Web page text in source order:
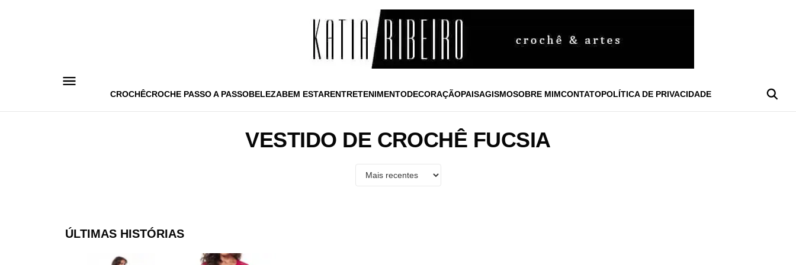
CROCHÊCROCHE PASSO A PASSOBELEZABEM ESTARENTRETENIMENTODECORAÇÃOPAISAGISMOSOBRE MIMCONTATOPOLÍTICA DE PRIVACIDADE
VESTIDO DE CROCHÊ FUCSIA
ÚLTIMAS HISTÓRIAS